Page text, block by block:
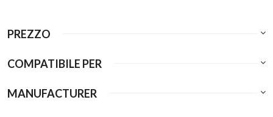
PREZZO
COMPATIBILE PER
MANUFACTURER